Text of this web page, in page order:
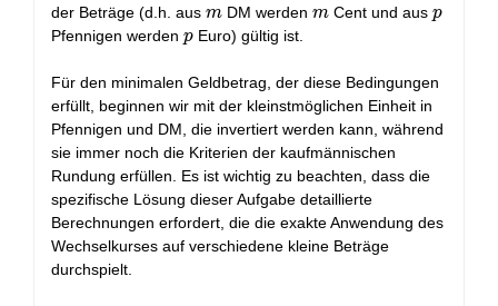
der Beträge (d.h. aus m
m DM werden m
m Cent und aus p
p
Pfennigen werden p
p Euro) gültig ist.
Für den minimalen Geldbetrag, der diese Bedingungen
erfüllt, beginnen wir mit der kleinstmöglichen Einheit in
Pfennigen und DM, die invertiert werden kann, während
sie immer noch die Kriterien der kaufmännischen
Rundung erfüllen. Es ist wichtig zu beachten, dass die
spezifische Lösung dieser Aufgabe detaillierte
Berechnungen erfordert, die die exakte Anwendung des
Wechselkurses auf verschiedene kleine Beträge
durchspielt.